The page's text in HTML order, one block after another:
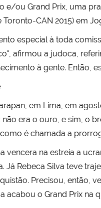
ou Grand Prix, uma
Toronto-CAN 2015) em
especial à toda
afirmou a judoca,
à gente. Então,
em Lima, em
era o ouro, e sim, o
é chamada a
vencera na estreia a
Já Rebeca Silva teve
Precisou, então,
acabou o Grand Prix